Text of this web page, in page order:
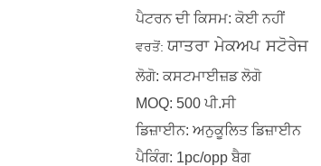
ਪੈਟਰਨ ਦੀ ਕਿਸਮ: ਕੋਈ ਨਹੀਂ
ਵਰਤੋਂ: ਯਾਤਰਾ ਮੇਕਅਪ ਸਟੋਰੇਜ
ਲੋਗੋ: ਕਸਟਮਾਈਜ਼ਡ ਲੋਗੋ
MOQ: 500 ਪੀ.ਸੀ
ਡਿਜ਼ਾਈਨ: ਅਨੁਕੂਲਿਤ ਡਿਜ਼ਾਈਨ
ਪੈਕਿੰਗ: 1pc/opp ਬੈਗ